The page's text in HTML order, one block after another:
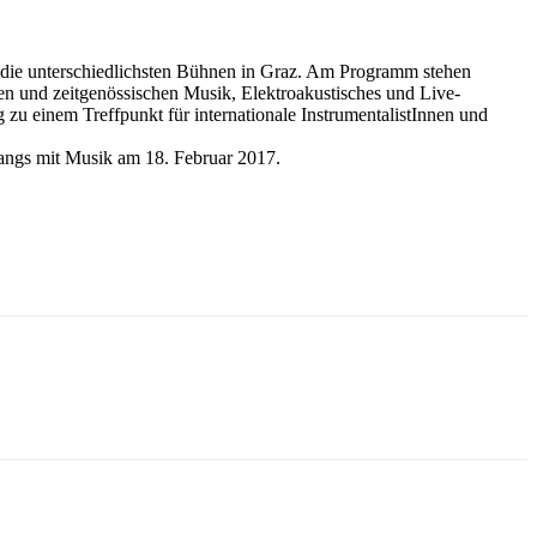
unterschiedlichsten Bühnen in Graz. Am Programm stehen
und zeitgenössischen Musik, Elektroakustisches und Live-
einem Treffpunkt für internationale InstrumentalistInnen und
mit Musik am 18. Februar 2017.